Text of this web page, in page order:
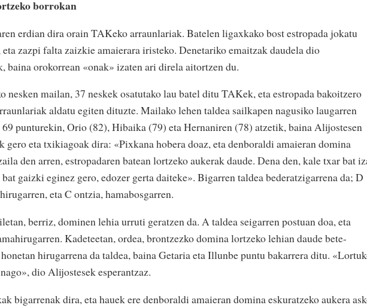
borrokan
erdian dira orain TAKeko arraunlariak. Batelen ligaxkako bost estropada jokatu
zazpi falta zaizkie amaierara iristeko. Denetariko emaitzak daudela dio
baina orokorrean «onak» izaten ari direla aitortzen du.
nesken mailan, 37 neskek osatutako lau batel ditu TAKek, eta estropada bakoitzero
aldatu egiten dituzte. Mailako lehen taldea sailkapen nagusiko laugarren
69 punturekin, Orio (82), Hibaika (79) eta Hernaniren (78) atzetik, baina Alijostesen
gero eta txikiagoak dira: «Pixkana hobera doaz, eta denboraldi amaieran domina
den arren, estropadaren batean lortzeko aukerak daude. Dena den, kale txar bat
gaizki eginez gero, edozer gerta daiteke». Bigarren taldea bederatzigarrena da; D
eta C ontzia, hamabosgarren.
berriz, dominen lehia urruti geratzen da. A taldea seigarren postuan doa, eta
Kadeteetan, ordea, brontzezko domina lortzeko lehian daude bete-
hirugarrena da taldea, baina Getaria eta Illunbe puntu bakarrera ditu.
dio Alijostesek esperantzaz.
bigarrenak dira, eta hauek ere denboraldi amaieran domina eskuratzeko aukera